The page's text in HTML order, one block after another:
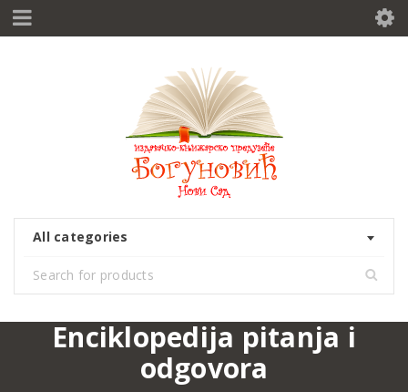
All categories
Enciklopedija pitanja i
odgovora